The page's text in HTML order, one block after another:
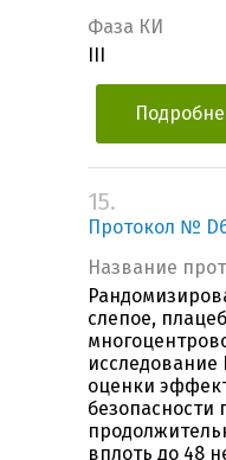
Фаза КИ
15.
Протокол №
Название
слепое,
оценки
безопасности
вплоть до 48